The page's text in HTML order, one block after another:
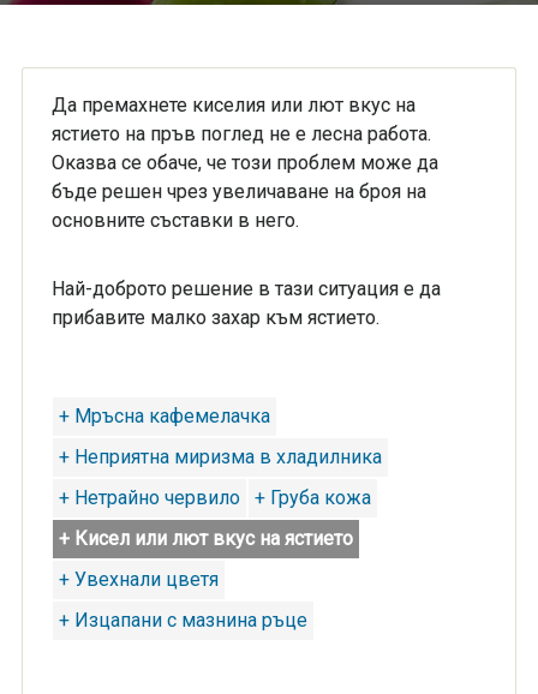
Да премахнете киселия или лют вкус на
ястието на пръв поглед не е лесна работа.
Оказва се обаче, че този проблем може да
бъде решен чрез увеличаване на броя на
основните съставки в него.
Най-доброто решение в тази ситуация е да
прибавите малко захар към ястието.
+ Мръсна кафемелачка
+ Неприятна миризма в хладилника
+ Нетрайно червило
+ Груба кожа
+ Кисел или лют вкус на ястието
+ Увехнали цветя
+ Изцапани с мазнина ръце